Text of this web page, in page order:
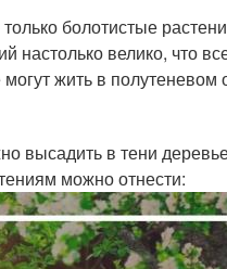
и болотистые
настолько велико, что
жить в
высадить в тени
можно отнести: